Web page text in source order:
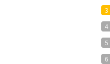
3
4
5
6